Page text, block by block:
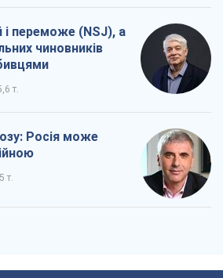
переможе (NSJ), а
чиновників
т.
Росія може
т.